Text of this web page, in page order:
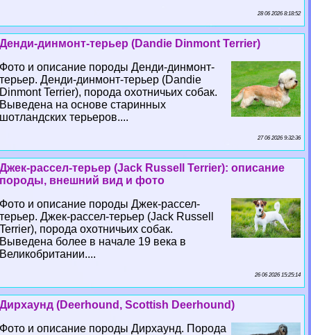
28 06 2026 8:18:52
Денди-динмонт-терьер (Dandie Dinmont Terrier)
Фото и описание породы Денди-динмонт-
терьер. Денди-динмонт-терьер (Dandie
Dinmont Terrier), порода охотничьих собак.
Выведена на основе старинных
шотландских терьеров....
27 06 2026 9:32:36
Джек-рассел-терьер (Jack Russell Terrier): описание
породы, внешний вид и фото
Фото и описание породы Джек-рассел-
терьер. Джек-рассел-терьер (Jack Russell
Terrier), порода охотничьих собак.
Выведена более в начале 19 века в
Великобритании....
26 06 2026 15:25:14
Дирхаунд (Deerhound, Scottish Deerhound)
Фото и описание породы Дирхаунд. Порода